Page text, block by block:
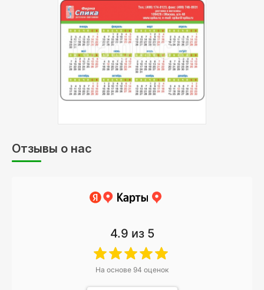
Отзывы о нас
4.9 из 5
На основе 94 оценок